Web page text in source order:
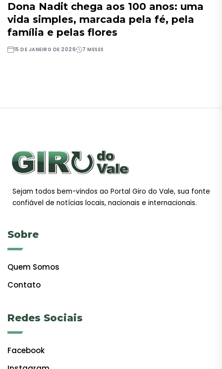
Dona Nadit chega aos 100 anos: uma
vida simples, marcada pela fé, pela
família e pelas flores
15 DE JANEIRO DE 2026 7 MESES
Sejam todos bem-vindos ao Portal Giro do Vale, sua fonte
confiável de notícias locais, nacionais e internacionais.
Sobre
Quem Somos
Contato
Redes Sociais
Facebook